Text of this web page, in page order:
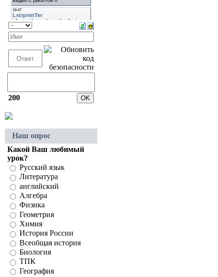
200
Наш опрос
Какой Ваш любимый
урок?
Русский язык
Литература
английский
Алгебра
Физика
Геометрия
Химия
История России
Всеобщая история
Биология
ТПК
География